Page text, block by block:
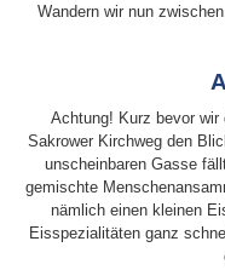
Wandern wir nun
Achtung! Kurz bevor wir
Sakrower Kirchweg den
unscheinbaren Gasse
gemischte
nämlich einen kleinen
Eisspezialitäten ganz